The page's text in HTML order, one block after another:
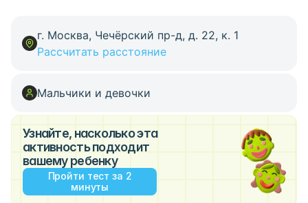
г. Москва, Чечёрский пр-д, д. 22, к. 1
Рассчитать расстояние
Мальчики и девочки
Узнайте, насколько эта
активность подходит
вашему ребенку
Пройти тест за 2
минуты